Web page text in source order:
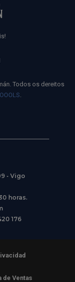
Todos os dereitos
- Vigo
horas.
176
de Ventas